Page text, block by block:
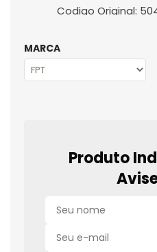
Codigo Original:
MARCA
Produto